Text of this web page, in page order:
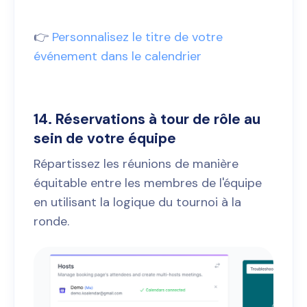
👉 Personnalisez le titre de votre
événement dans le calendrier
14. Réservations à tour de rôle au
sein de votre équipe
Répartissez les réunions de manière
équitable entre les membres de l'équipe
en utilisant la logique du tournoi à la
ronde.